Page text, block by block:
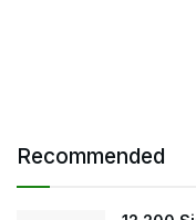
Recommended